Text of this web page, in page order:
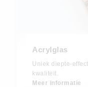
Acrylglas
Uniek diepte-
kwaliteit.
Meer informatie